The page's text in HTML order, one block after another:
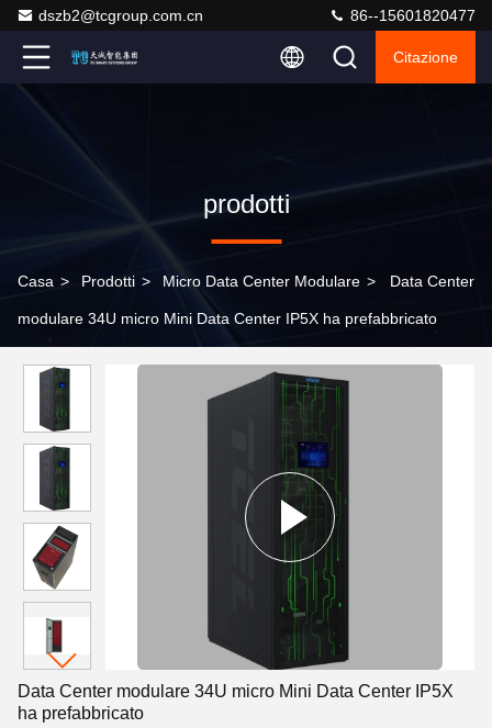
dszb2@tcgroup.com.cn 86--15601820477
Citazione
prodotti
Casa > Prodotti > Micro Data Center Modulare > Data Center
modulare 34U micro Mini Data Center IP5X ha prefabbricato
Data Center modulare 34U micro Mini Data Center IP5X
ha prefabbricato